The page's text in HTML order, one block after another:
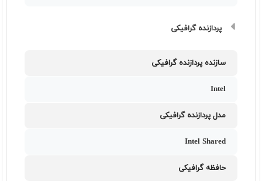
پردازنده گرافیکی
سازنده پردازنده گرافیکی
Intel
مدل پردازنده گرافیکی
Intel Shared
حافظه گرافیکی